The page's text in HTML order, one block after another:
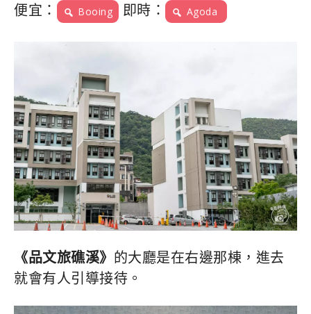
便宜：
Booing 即時： Agoda
《品文旅礁溪》 的大廳是在右邊那棟，進去
就會有人引導接待。